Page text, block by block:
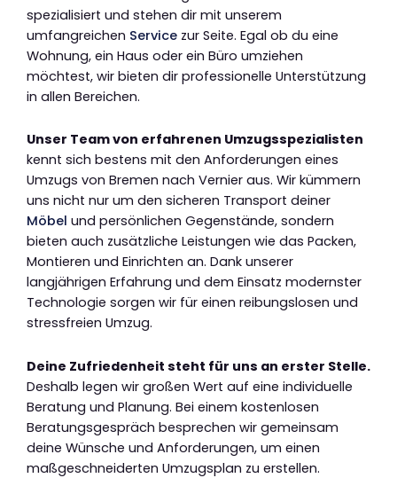
spezialisiert und stehen dir mit unserem
umfangreichen Service zur Seite. Egal ob du eine
Wohnung, ein Haus oder ein Büro umziehen
möchtest, wir bieten dir professionelle Unterstützung
in allen Bereichen.
Unser Team von erfahrenen Umzugsspezialisten
kennt sich bestens mit den Anforderungen eines
Umzugs von Bremen nach Vernier aus. Wir kümmern
uns nicht nur um den sicheren Transport deiner
Möbel und persönlichen Gegenstände, sondern
bieten auch zusätzliche Leistungen wie das Packen,
Montieren und Einrichten an. Dank unserer
langjährigen Erfahrung und dem Einsatz modernster
Technologie sorgen wir für einen reibungslosen und
stressfreien Umzug.
Deine Zufriedenheit steht für uns an erster Stelle.
Deshalb legen wir großen Wert auf eine individuelle
Beratung und Planung. Bei einem kostenlosen
Beratungsgespräch besprechen wir gemeinsam
deine Wünsche und Anforderungen, um einen
maßgeschneiderten Umzugsplan zu erstellen.